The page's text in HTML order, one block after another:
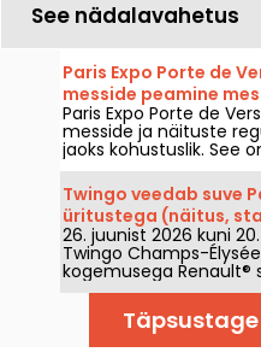
See nädalavahetus
Paris Expo Porte de
messide peamine
Paris Expo Porte de
messide ja näituste
jaoks kohustuslik. See
teine messikeskus,
oodatavad
Twingo veedab suve
üritustega (näitus,
26. juunist 2026 kuni
Twingo Champs-
kogemusega Renault®
immersiivne näitus,
vestlused ning
meelelahutust.
ning üritustele pääseb